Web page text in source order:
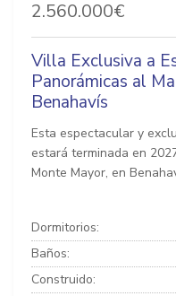
2.560.000€
Villa Exclusiva a
Panorámicas al
Benahavís
Esta espectacular y
estará terminada en
Monte Mayor, en
Dormitorios:
Baños:
Construido: